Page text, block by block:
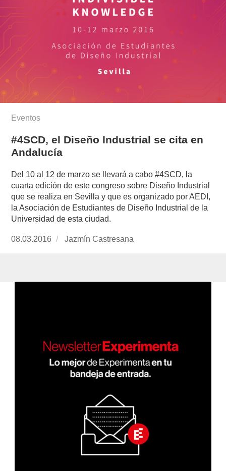
Eventos
#4SCD, el Diseño Industrial se cita en
Andalucía
Del 10 al 12 de marzo se llevará a cabo #4SCD, la
cuarta edición de este congreso sobre Diseño Industrial
que se realiza en Sevilla y que es organizado por AEDI,
la Asociación de Estudiantes de Diseño Industrial de la
Universidad de esta ciudad.
Publicado
08.03.2016
https://www.experimenta.es/author/jazmin-
Jazmín Castresana